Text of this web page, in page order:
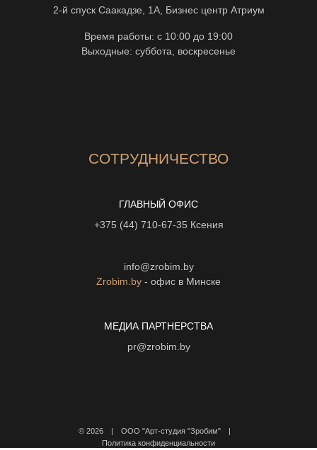
2-й спуск Саакадзе, 1А, Бизнес центр Атриум
Время работы: с 10:00 до 19:00
Выходные: суббота, воскресенье
СОТРУДНИЧЕСТВО
ГЛАВНЫЙ ОФИС
+375 (44) 710-67-35 Ксения
info@zrobim.by
Zrobim.by - офис в Минске
МЕДИА ПАРТНЕРСТВА
pr@zrobim.by
© 2026 | ООО "Арт-студия "Зробим" |
Политика конфиденциальности